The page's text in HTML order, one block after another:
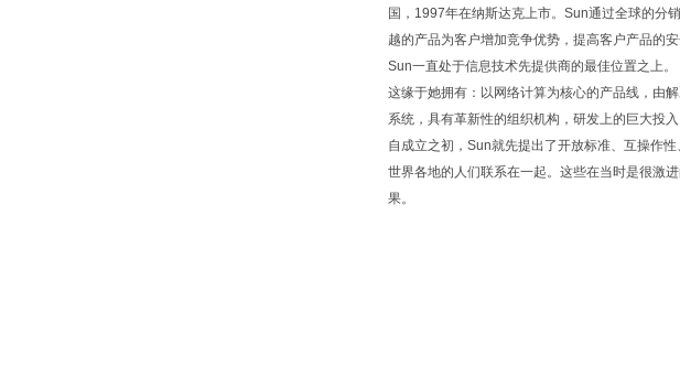
国，1997年在纳斯达克上市。Sun通过全球的分
越的产品为客户增加竞争优势，提高客户产品的安
Sun一直处于信息技术先提供商的最佳位置之上。
这缘于她拥有：以网络计算为核心的产品线，由
系统，具有革新性的组织机构，研发上的巨大投
自成立之初，Sun就先提出了开放标准、互操作
世界各地的人们联系在一起。这些在当时是很激
果。